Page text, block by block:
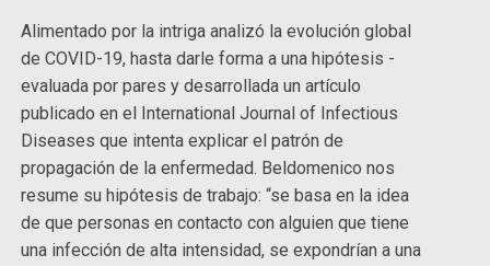
Alimentado por la intriga analizó la evolución global
de COVID-19, hasta darle forma a una hipótesis -
evaluada por pares y desarrollada un artículo
publicado en el International Journal of Infectious
Diseases que intenta explicar el patrón de
propagación de la enfermedad. Beldomenico nos
resume su hipótesis de trabajo: “se basa en la idea
de que personas en contacto con alguien que tiene
una infección de alta intensidad, se expondrían a una